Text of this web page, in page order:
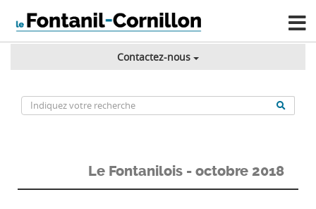
Contactez-nous
Le Fontanilois - octobre 2018